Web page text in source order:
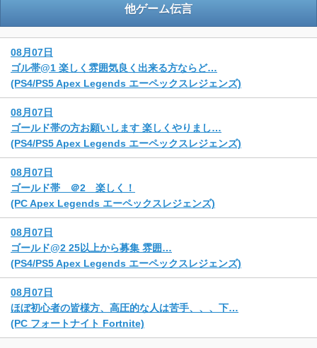
他ゲーム伝言
08月07日
ゴル帯@1 楽しく雰囲気良く出来る方ならど…
(PS4/PS5 Apex Legends エーペックスレジェンズ)
08月07日
ゴールド帯の方お願いします 楽しくやりまし…
(PS4/PS5 Apex Legends エーペックスレジェンズ)
08月07日
ゴールド帯 ＠2 楽しく！
(PC Apex Legends エーペックスレジェンズ)
08月07日
ゴールド@2 25以上から募集 雰囲…
(PS4/PS5 Apex Legends エーペックスレジェンズ)
08月07日
ほぼ初心者の皆様方、高圧的な人は苦手、、、下…
(PC フォートナイト Fortnite)